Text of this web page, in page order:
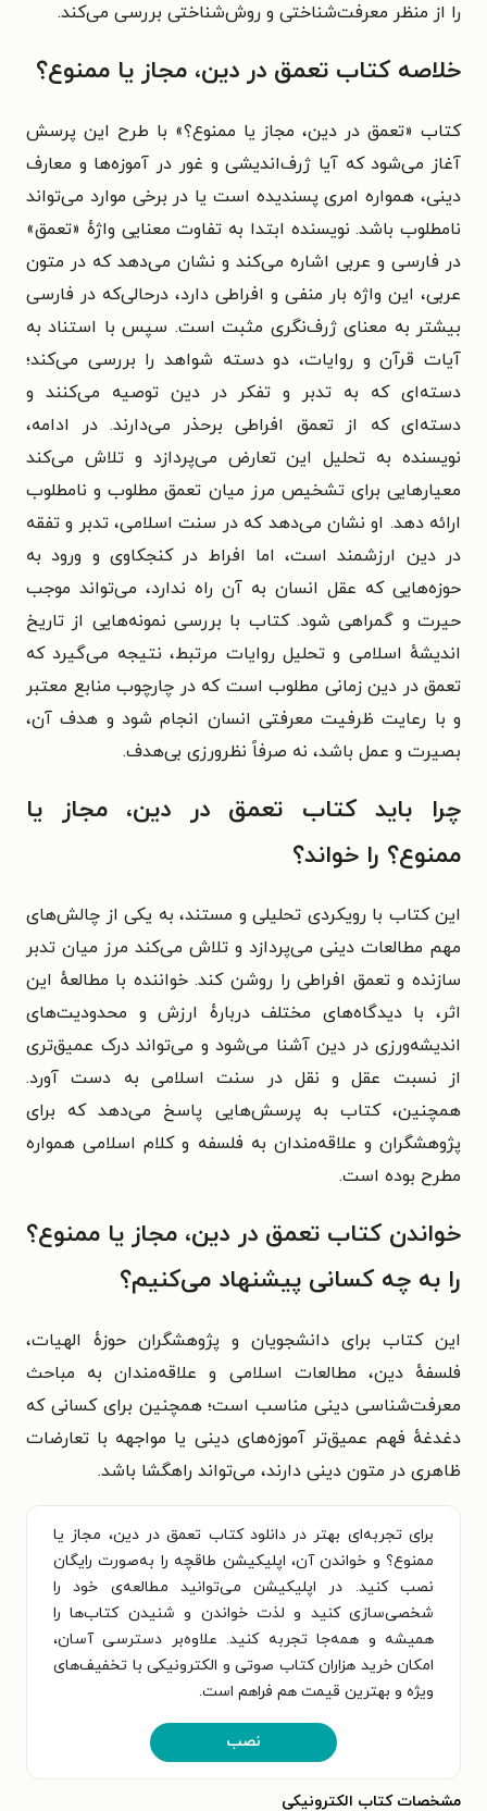
را از منظر معرفت‌شناختی و روش‌شناختی بررسی می‌کند.
خلاصه کتاب تعمق در دین، مجاز یا ممنوع؟
کتاب «تعمق در دین، مجاز یا ممنوع؟» با طرح این پرسش
آغاز می‌شود که آیا ژرف‌اندیشی و غور در آموزه‌ها و معارف
دینی، همواره امری پسندیده است یا در برخی موارد می‌تواند
نامطلوب باشد. نویسنده ابتدا به تفاوت معنایی واژهٔ «تعمق»
در فارسی و عربی اشاره می‌کند و نشان می‌دهد که در متون
عربی، این واژه بار منفی و افراطی دارد، درحالی‌که در فارسی
بیشتر به معنای ژرف‌نگری مثبت است. سپس با استناد به
آیات قرآن و روایات، دو دسته شواهد را بررسی می‌کند؛
دسته‌ای که به تدبر و تفکر در دین توصیه می‌کنند و
دسته‌ای که از تعمق افراطی برحذر می‌دارند. در ادامه،
نویسنده به تحلیل این تعارض می‌پردازد و تلاش می‌کند
معیارهایی برای تشخیص مرز میان تعمق مطلوب و نامطلوب
ارائه دهد. او نشان می‌دهد که در سنت اسلامی، تدبر و تفقه
در دین ارزشمند است، اما افراط در کنجکاوی و ورود به
حوزه‌هایی که عقل انسان به آن راه ندارد، می‌تواند موجب
حیرت و گمراهی شود. کتاب با بررسی نمونه‌هایی از تاریخ
اندیشهٔ اسلامی و تحلیل روایات مرتبط، نتیجه می‌گیرد که
تعمق در دین زمانی مطلوب است که در چارچوب منابع معتبر
و با رعایت ظرفیت معرفتی انسان انجام شود و هدف آن،
بصیرت و عمل باشد، نه صرفاً نظرورزی بی‌هدف.
چرا باید کتاب تعمق در دین، مجاز یا
ممنوع؟ را خواند؟
این کتاب با رویکردی تحلیلی و مستند، به یکی از چالش‌های
مهم مطالعات دینی می‌پردازد و تلاش می‌کند مرز میان تدبر
سازنده و تعمق افراطی را روشن کند. خواننده با مطالعهٔ این
اثر، با دیدگاه‌های مختلف دربارهٔ ارزش و محدودیت‌های
اندیشه‌ورزی در دین آشنا می‌شود و می‌تواند درک عمیق‌تری
از نسبت عقل و نقل در سنت اسلامی به دست آورد.
همچنین، کتاب به پرسش‌هایی پاسخ می‌دهد که برای
پژوهشگران و علاقه‌مندان به فلسفه و کلام اسلامی همواره
مطرح بوده است.
خواندن کتاب تعمق در دین، مجاز یا ممنوع؟
را به چه کسانی پیشنهاد می‌کنیم؟
این کتاب برای دانشجویان و پژوهشگران حوزهٔ الهیات،
فلسفهٔ دین، مطالعات اسلامی و علاقه‌مندان به مباحث
معرفت‌شناسی دینی مناسب است؛ همچنین برای کسانی که
دغدغهٔ فهم عمیق‌تر آموزه‌های دینی یا مواجهه با تعارضات
ظاهری در متون دینی دارند، می‌تواند راهگشا باشد.
برای تجربه‌ای بهتر در دانلود کتاب تعمق در دین، مجاز یا
ممنوع؟ و خواندن آن، اپلیکیشن طاقچه را به‌صورت رایگان
نصب کنید. در اپلیکیشن می‌توانید مطالعه‌ی خود را
شخصی‌سازی کنید و لذت خواندن و شنیدن کتاب‌ها را
همیشه و همه‌جا تجربه کنید. علاوه‌بر دسترسی آسان،
امکان خرید هزاران کتاب صوتی و الکترونیکی با تخفیف‌های
ویژه و بهترین قیمت هم فراهم است.
نصب
مشخصات کتاب الکترونیکی